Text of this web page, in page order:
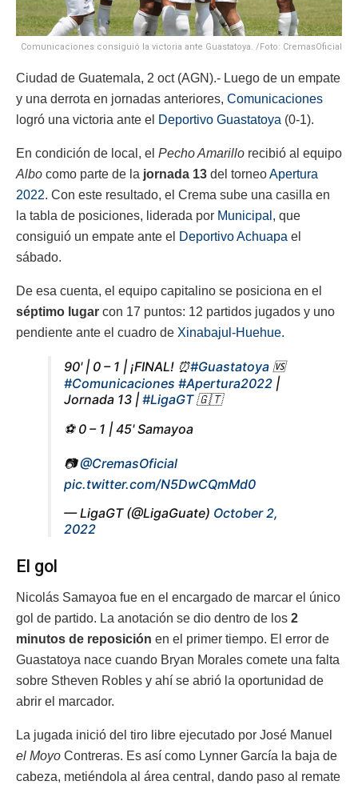
Comunicaciones consiguió la victoria ante Guastatoya. /Foto: CremasOficial
Ciudad de Guatemala, 2 oct (AGN).- Luego de un empate
y una derrota en jornadas anteriores, Comunicaciones
logró una victoria ante el Deportivo Guastatoya (0-1).
En condición de local, el Pecho Amarillo recibió al equipo
Albo como parte de la jornada 13 del torneoApertura
2022. Con este resultado, el Crema sube una casilla en
la tabla de posiciones, liderada por Municipal, que
consiguió un empate ante el Deportivo Achuapa el
sábado.
De esa cuenta, el equipo capitalino se posiciona en el
séptimo lugar con 17 puntos: 12 partidos jugados y uno
pendiente ante el cuadro de Xinabajul-Huehue.
90' | 0 – 1 | ¡FINAL! ⏰#Guastatoya 🆚
#Comunicaciones #Apertura2022 |
Jornada 13 | #LigaGT🇬🇹
⚽ 0 – 1 | 45' Samayoa
📷@CremasOficial
pic.twitter.com/N5DwCQmMd0
— LigaGT (@LigaGuate) October 2,
2022
El gol
Nicolás Samayoa fue en el encargado de marcar el único
gol de partido. La anotación se dio dentro de los 2
minutos de reposición en el primer tiempo. El error de
Guastatoya nace cuando Bryan Morales comete una falta
sobre Stheven Robles y ahí se abrió la oportunidad de
abrir el marcador.
La jugada inició del tiro libre ejecutado por José Manuel
el Moyo Contreras. Es así como Lynner García la baja de
cabeza, metiéndola al área central, dando paso al remate